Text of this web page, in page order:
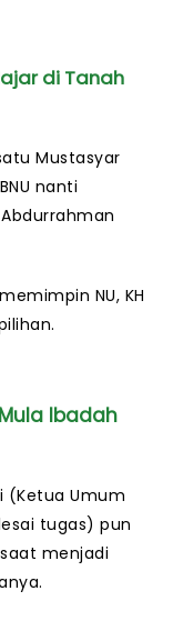
di Tanah
Mustasyar
nanti
NU, KH
Ibadah
(Ketua Umum
tugas) pun
menjadi